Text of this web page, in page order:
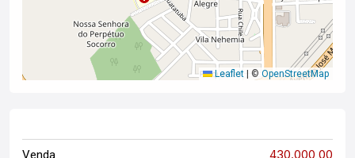
Leaflet © OpenStreetMap
Venda 430.000,00